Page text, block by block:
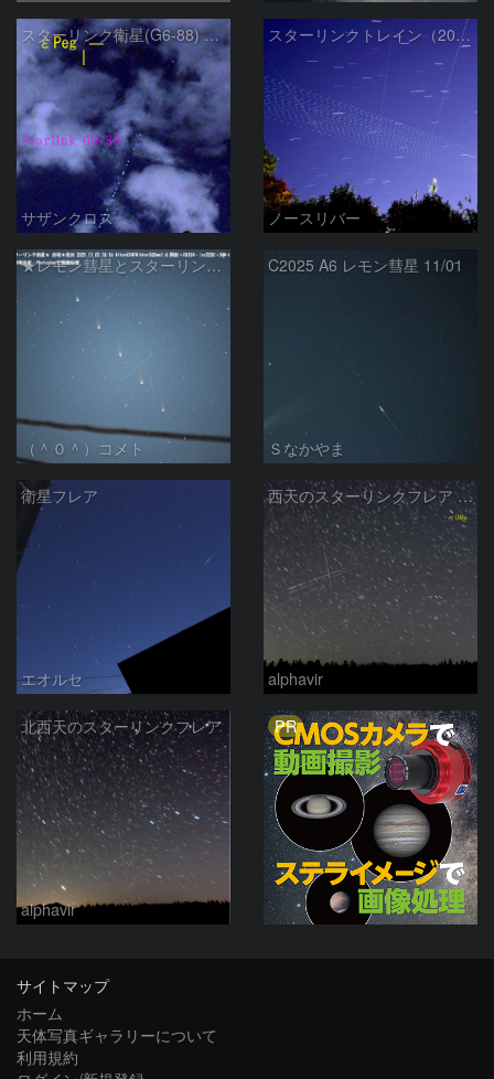
スターリンク衛星(G6-88) 1月6日 ①
サザンクロス
スターリンクトレイン（2025.12.05）
ノースリバー
★レモン彗星とスターリンク衛星★
（＾０＾）コメト
C2025 A6 レモン彗星 11/01
Ｓなかやま
衛星フレア
エオルセ
西天のスターリンクフレア (25-09-27)
alphavir
北西天のスターリンクフレア
alphavir
PR
サイトマップ
ホーム
天体写真ギャラリーについて
利用規約